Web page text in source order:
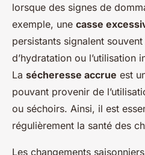
lorsque des signes de
exemple, une casse
persistants signalent
d’hydratation ou l’utilisation
La sécheresse accrue est
pouvant provenir de
ou séchoirs. Ainsi, il est
régulièrement la santé des
Les changements